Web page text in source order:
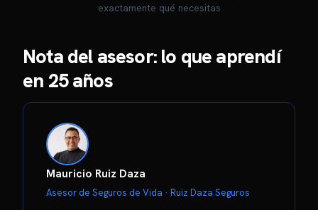
exactamente qué necesitas
Nota del asesor: lo que aprendí
en 25 años
Mauricio Ruiz Daza
Asesor de Seguros de Vida · Ruiz Daza Seguros